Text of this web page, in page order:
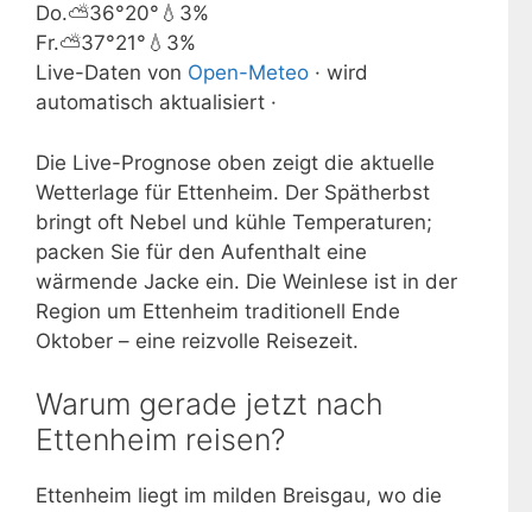
Do.⛅36°20° 💧3%
Fr.⛅37°21° 💧3%
Live-Daten von Open-Meteo · wird
automatisch aktualisiert ·
Die Live-Prognose oben zeigt die aktuelle
Wetterlage für Ettenheim. Der Spätherbst
bringt oft Nebel und kühle Temperaturen;
packen Sie für den Aufenthalt eine
wärmende Jacke ein. Die Weinlese ist in der
Region um Ettenheim traditionell Ende
Oktober – eine reizvolle Reisezeit.
Warum gerade jetzt nach
Ettenheim reisen?
Ettenheim liegt im milden Breisgau, wo die